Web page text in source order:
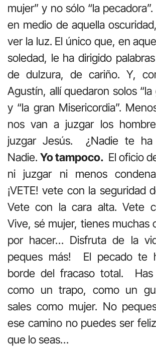
mujer” y no sólo “la
en medio de aquella
ver la luz. El único que, en
soledad, le ha dirigido
de dulzura, de cariño. Y,
Agustín, allí quedaron solos “la
y “la gran Misericordia”.
nos van a juzgar los
juzgar Jesús. ¿Nadie te ha
Nadie.Yo tampoco. El oficio
ni juzgar ni menos
¡VETE! vete con la seguridad
Vete con la cara alta. Vete
Vive, sé mujer, tienes muchas
por hacer… Disfruta de la
peques más! El pecado te
borde del fracaso total. Has
como un trapo, como un
sales como mujer. No
ese camino no puedes ser
que lo seas…